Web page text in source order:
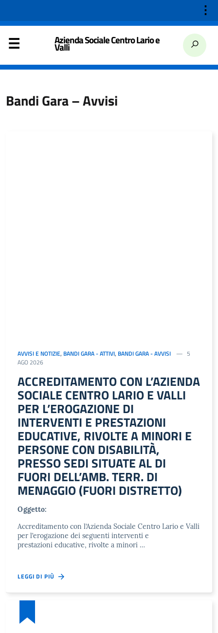
⋮
Azienda Sociale Centro Lario e
Valli
Bandi Gara – Avvisi
AVVISI E NOTIZIE, BANDI GARA - ATTIVI, BANDI GARA - AVVISI
5
AGO 2026
ACCREDITAMENTO CON L’AZIENDA
SOCIALE CENTRO LARIO E VALLI
PER L’EROGAZIONE DI
INTERVENTI E PRESTAZIONI
EDUCATIVE, RIVOLTE A MINORI E
PERSONE CON DISABILITÀ,
PRESSO SEDI SITUATE AL DI
FUORI DELL’AMB. TERR. DI
MENAGGIO (FUORI DISTRETTO)
Oggetto:
Accreditamento con l’Azienda Sociale Centro Lario e Valli
per l’erogazione dei seguenti interventi e
prestazioni educative, rivolte a minori …
LEGGI DI PIÙ